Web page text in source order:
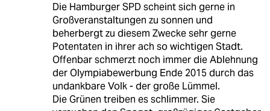
Die Hamburger SPD scheint sich gerne in
Großveranstaltungen zu sonnen und
beherbergt zu diesem Zwecke sehr gerne
Potentaten in ihrer ach so wichtigen Stadt.
Offenbar schmerzt noch immer die Ablehnung
der Olympiabewerbung Ende 2015 durch das
undankbare Volk - der große Lümmel.
Die Grünen treiben es schlimmer. Sie